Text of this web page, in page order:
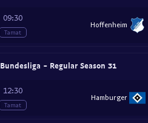
09:30
Tamat
Hoffenheim
Bundesliga - Regular Season 31
12:30
Tamat
Hamburger